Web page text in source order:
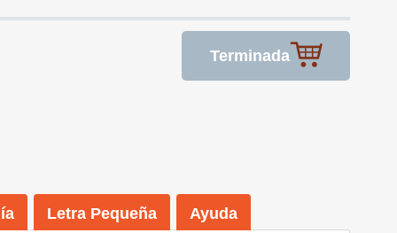
Terminada
Letra Pequeña Ayuda